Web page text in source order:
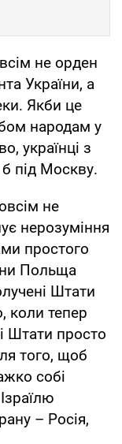
не орден
України, а
Якби це
народам у
українці з
під Москву.
не
нерозуміння
простого
Польща
Штати
коли тепер
Штати просто
того, щоб
собі
– Росія,